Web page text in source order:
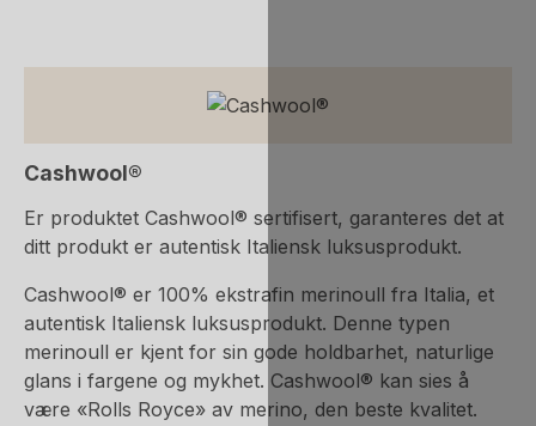
Cashwool®
Er produktet Cashwool® sertifisert, garanteres det at
ditt produkt er autentisk Italiensk luksusprodukt.
Cashwool® er 100% ekstrafin merinoull fra Italia, et
autentisk Italiensk luksusprodukt. Denne typen
merinoull er kjent for sin gode holdbarhet, naturlige
glans i fargene og mykhet. Cashwool® kan sies å
være «Rolls Royce» av merino, den beste kvalitet.